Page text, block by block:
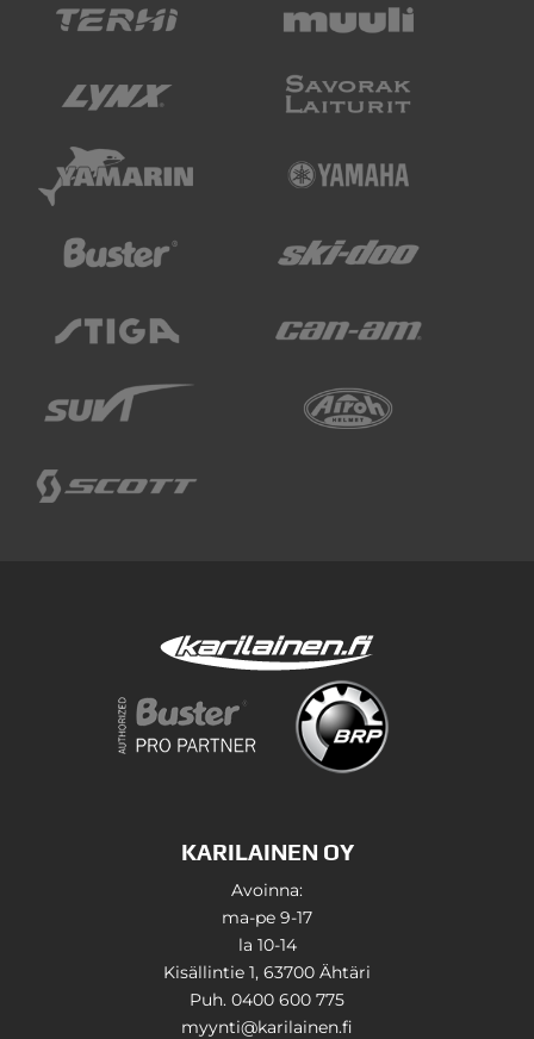
KARILAINEN OY
Avoinna:
ma-pe 9-17
la 10-14
Kisällintie 1, 63700 Ähtäri
Puh. 0400 600 775
myynti@karilainen.fi